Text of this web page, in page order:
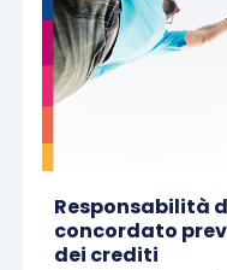
Responsabilità
concordato
dei crediti